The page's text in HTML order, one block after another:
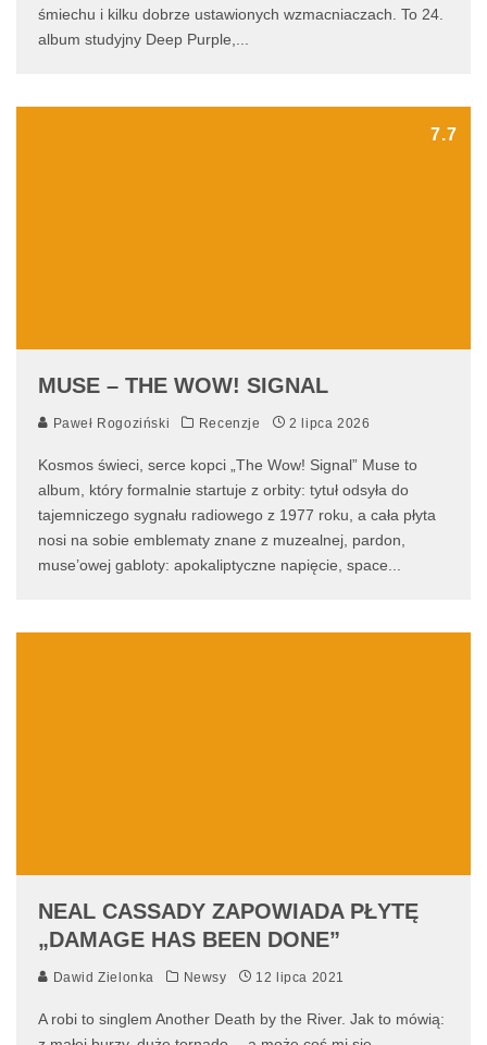
śmiechu i kilku dobrze ustawionych wzmacniaczach. To 24.
album studyjny Deep Purple,
7.7
MUSE – THE WOW! SIGNAL
Paweł Rogoziński Recenzje 2 lipca 2026
Kosmos świeci, serce kopci „The Wow! Signal” Muse to
album, który formalnie startuje z orbity: tytuł odsyła do
tajemniczego sygnału radiowego z 1977 roku, a cała płyta
nosi na sobie emblematy znane z muzealnej, pardon,
muse’owej gabloty: apokaliptyczne napięcie, space
NEAL CASSADY ZAPOWIADA PŁYTĘ
„DAMAGE HAS BEEN DONE”
Dawid Zielonka Newsy 12 lipca 2021
A robi to singlem Another Death by the River. Jak to mówią: